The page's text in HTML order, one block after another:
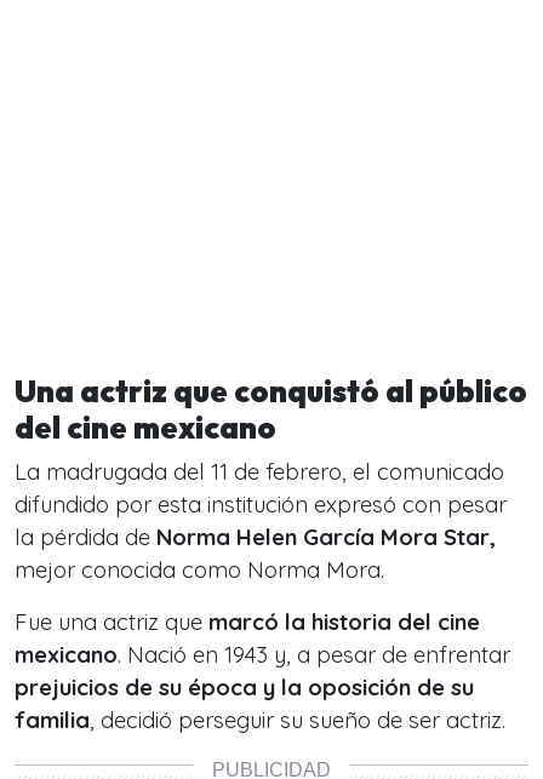
Una actriz que conquistó al público
del cine mexicano
La madrugada del 11 de febrero, el comunicado
difundido por esta institución expresó con pesar
la pérdida de Norma Helen García Mora Star,
mejor conocida como Norma Mora.
Fue una actriz que marcó la historia del cine
mexicano. Nació en 1943 y, a pesar de enfrentar
prejuicios de su época y la oposición de su
familia, decidió perseguir su sueño de ser actriz.